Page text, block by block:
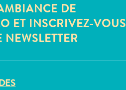
DE
ET INSCRIVEZ-VOUS